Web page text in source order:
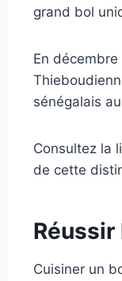
grand bol
En décembre
sénégalais
Consultez la
de cette
Cuisiner un